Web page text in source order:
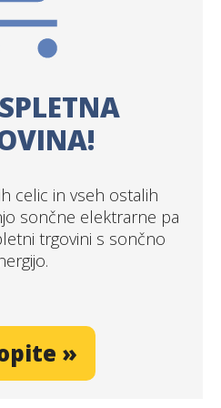
celic in vseh ostalih
sončne elektrarne pa
trgovini s sončno
»